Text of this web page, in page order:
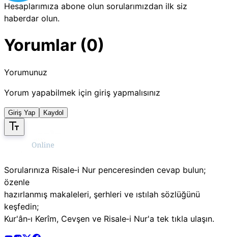
Hesaplarımıza abone olun sorularımızdan ilk siz
haberdar olun.
Yorumlar (0)
Yorumunuz
Yorum yapabilmek için giriş yapmalısınız
Giriş Yap Kaydol
Sorularınıza Risale‑i Nur penceresinden cevap bulun;
özenle
hazırlanmış makaleleri, şerhleri ve ıstılah sözlüğünü
keşfedin;
Kur'ân‑ı Kerîm, Cevşen ve Risale‑i Nur'a tek tıkla ulaşın.